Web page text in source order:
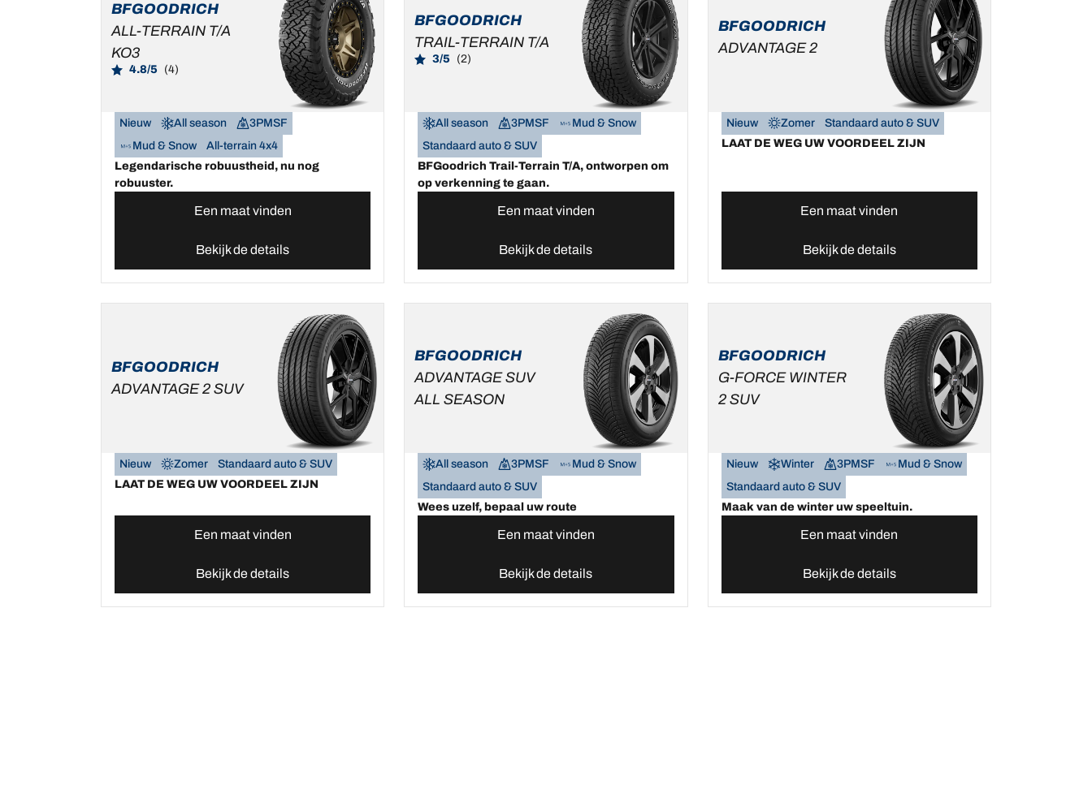
BFGOODRICH
ALL-TERRAIN T/A
KO3
4.8/5 (4)
Nieuw All season
3PMSF
Mud & Snow
All-terrain 4x4
Legendarische robuustheid, nu nog
robuuster.
Een maat vinden
Bekijk de details
BFGOODRICH
TRAIL-TERRAIN T/A
3/5 (2)
All season 3PMSF
Mud & Snow
Standaard auto & SUV
BFGoodrich Trail-Terrain T/A, ontworpen om
op verkenning te gaan.
Een maat vinden
Bekijk de details
BFGOODRICH
ADVANTAGE 2
Nieuw Zomer
Standaard auto & SUV
LAAT DE WEG UW VOORDEEL ZIJN
Een maat vinden
Bekijk de details
BFGOODRICH
ADVANTAGE 2 SUV
Nieuw Zomer
Standaard auto & SUV
LAAT DE WEG UW VOORDEEL ZIJN
Een maat vinden
Bekijk de details
BFGOODRICH
ADVANTAGE SUV
ALL SEASON
All season 3PMSF
Mud & Snow
Standaard auto & SUV
Wees uzelf, bepaal uw route
Een maat vinden
Bekijk de details
BFGOODRICH
G-FORCE WINTER
2 SUV
Nieuw Winter 3PMSF
Mud & Snow
Standaard auto & SUV
Maak van de winter uw speeltuin.
Een maat vinden
Bekijk de details